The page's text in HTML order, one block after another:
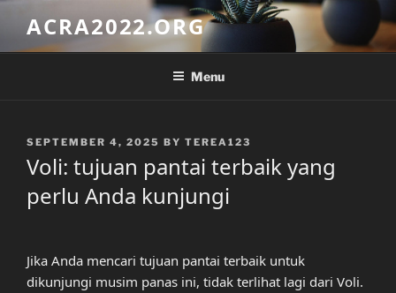
content
ACRA2022.ORG
Menu
POSTED
SEPTEMBER 4, 2025 BY TEREA123
Voli: tujuan pantai terbaik yang
perlu Anda kunjungi
Jika Anda mencari tujuan pantai terbaik untuk
dikunjungi musim panas ini, tidak terlihat lagi dari Voli.